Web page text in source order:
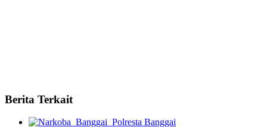
Berita Terkait